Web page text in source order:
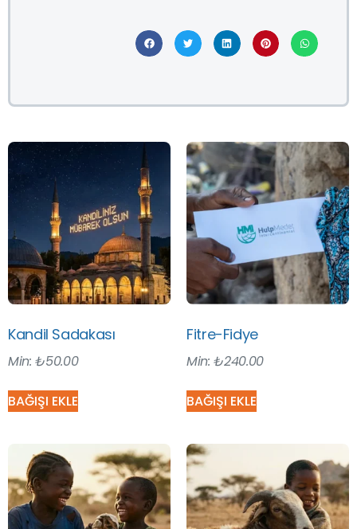
Kandil Sadakası
Min:₺50.00
BAĞIŞI EKLE
Fitre-Fidye
Min:₺240.00
BAĞIŞI EKLE